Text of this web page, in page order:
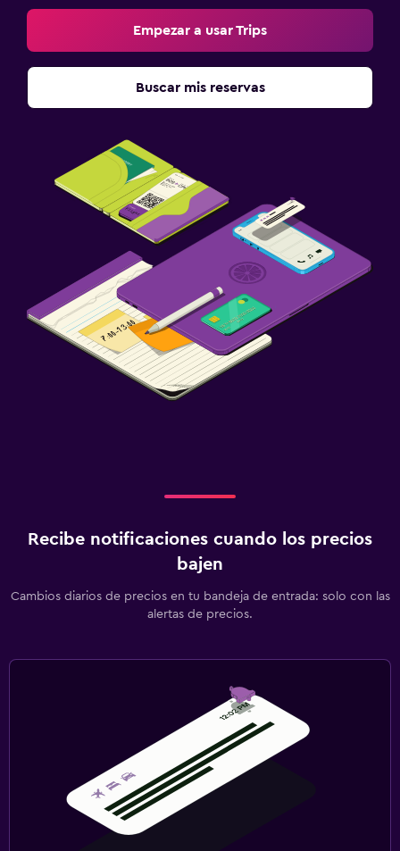
Estacionamiento y transporte
Carga de vehículos eléctricos
Estacionamiento en la calle
Estacionamiento gratuito
Sistema de entretenimiento
TV de pantalla plana
TV por cable o vía satélite
Aire libre
Terraza/patio
Limpieza diaria
Botiquín de primeros auxilios
Empezar a usar Trips
Buscar mis reservas
Recibe notificaciones cuando los precios
bajen
Cambios diarios de precios en tu bandeja de entrada: solo con las
alertas de precios.